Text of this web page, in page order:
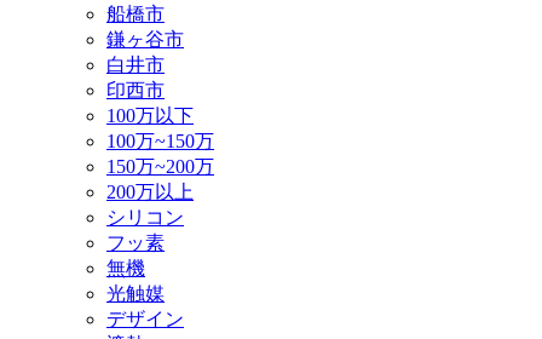
船橋市
鎌ヶ谷市
白井市
印西市
100万以下
100万~150万
150万~200万
200万以上
シリコン
フッ素
無機
光触媒
デザイン